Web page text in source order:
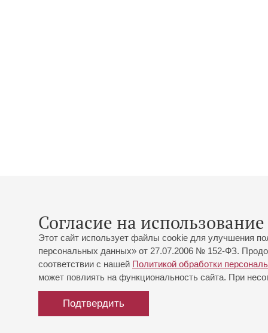
Согласие на
Этот сайт использует файлы cookie для улучшения
персональных данных» от 27.07.2006 № 152-ФЗ.
соответствии с нашей Политикой обработки
может повлиять на функциональность сайта. При
Подтвердить